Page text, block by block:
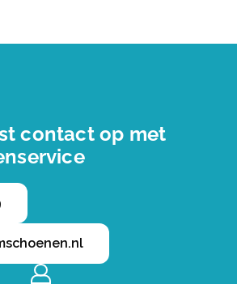
contact op met